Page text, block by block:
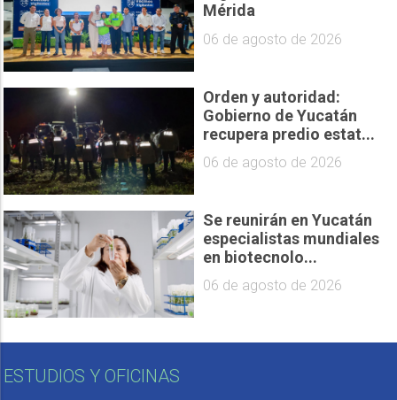
Mérida
06 de agosto de 2026
Orden y autoridad:
Gobierno de Yucatán
recupera predio estat...
06 de agosto de 2026
Se reunirán en Yucatán
especialistas mundiales
en biotecnolo...
06 de agosto de 2026
ESTUDIOS Y OFICINAS